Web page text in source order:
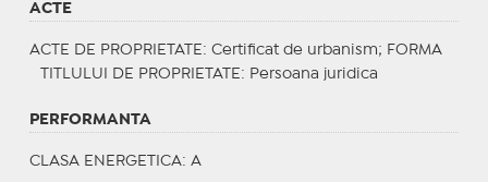
ACTE
ACTE DE PROPRIETATE : Certificat de urbanism; FORMA
TITLULUI DE PROPRIETATE : Persoana juridica
PERFORMANTA
CLASA ENERGETICA: A